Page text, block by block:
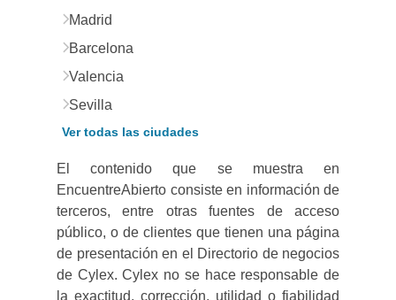
Madrid
Barcelona
Valencia
Sevilla
Ver todas las ciudades
El contenido que se muestra en
EncuentreAbierto consiste en información de
terceros, entre otras fuentes de acceso
público, o de clientes que tienen una página
de presentación en el Directorio de negocios
de Cylex. Cylex no se hace responsable de
la exactitud, corrección, utilidad o fiabilidad